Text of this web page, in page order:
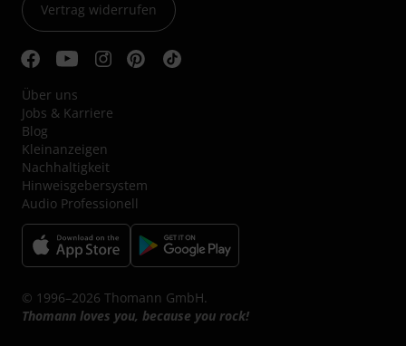
Vertrag widerrufen
Über uns
Jobs & Karriere
Blog
Kleinanzeigen
Nachhaltigkeit
Hinweisgebersystem
Audio Professionell
© 1996–2026 Thomann GmbH.
Thomann loves you, because you rock!